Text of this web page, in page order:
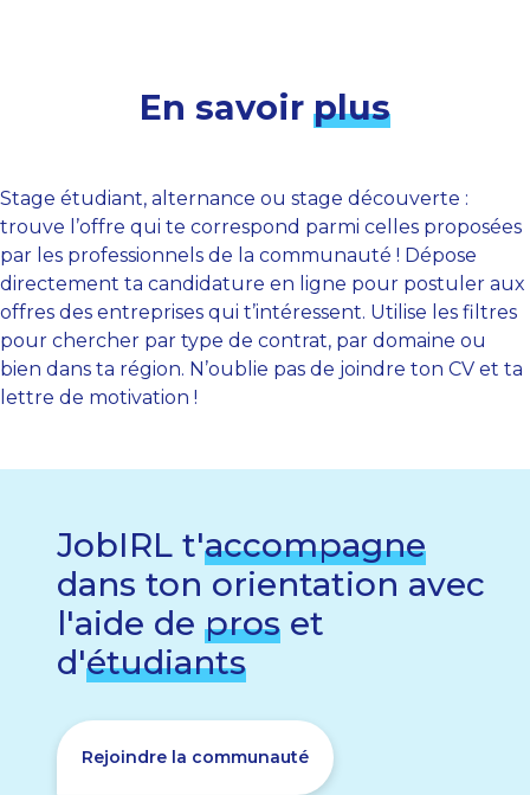
En savoir plus
Stage étudiant, alternance ou stage découverte :
trouve l’offre qui te correspond parmi celles proposées
par les professionnels de la communauté ! Dépose
directement ta candidature en ligne pour postuler aux
offres des entreprises qui t’intéressent. Utilise les filtres
pour chercher par type de contrat, par domaine ou
bien dans ta région. N’oublie pas de joindre ton CV et ta
lettre de motivation !
JobIRL t'accompagne
dans ton orientation avec
l'aide de pros et
d'étudiants
Rejoindre la communauté